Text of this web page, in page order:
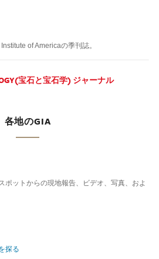
of Americaの季刊誌。
宝石と宝石学) ジャーナル
各地のGIA
ポットからの現地報告、ビデオ、写真、およ
探る